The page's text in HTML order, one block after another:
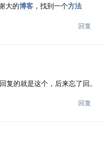
大的博客 ，找到一个方法
回复
复的就是这个，后来忘了回。
回复